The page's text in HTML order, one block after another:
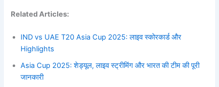
Related Articles:
IND vs UAE T20 Asia Cup 2025: लाइव स्कोरकार्ड और
Highlights
Asia Cup 2025: शेड्यूल, लाइव स्ट्रीमिंग और भारत की टीम की पूरी
जानकारी